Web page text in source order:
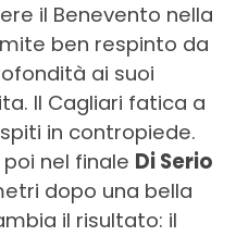
il Benevento nella
ben respinto da
ai suoi
Il Cagliari fatica a
in contropiede.
nel finale Di Serio
dopo una bella
il risultato: il